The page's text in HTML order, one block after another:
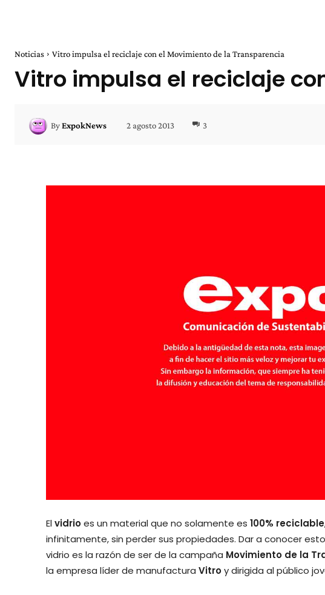
Noticias Vitro impulsa el reciclaje con el Movimiento de la Transparencia
Vitro impulsa el reciclaje
ByExpokNews 2 agosto 2013 3
Elvidrioes un material que no solamente es 100% reciclable
infinitamente, sin perder sus propiedades. Dar a conocer
vidrio es la razón de ser de la campaña Movimiento de la
la empresa líder de manufactura Vitroy dirigida al público